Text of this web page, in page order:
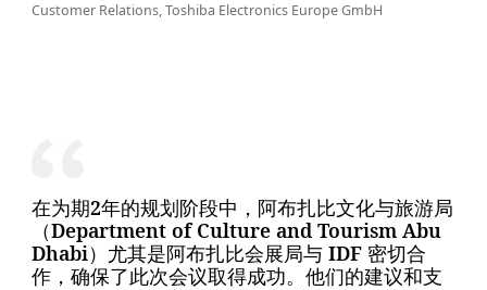
Customer Relations, Toshiba Electronics Europe GmbH
在为期2年的规划阶段中，阿布扎比文化与旅游局
（Department of Culture and Tourism Abu
Dhabi）尤其是阿布扎比会展局与 IDF 密切合
作，确保了此次会议取得成功。他们的建议和支